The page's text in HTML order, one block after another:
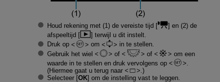
Houd rekening met (1) de vereiste tijd [
] en (2) de
afspeeltijd [
] terwijl u dit instelt.
Druk op
om
in te stellen.
Gebruik het wiel
of of
om een
waarde in te stellen en druk vervolgens op
(Hiermee gaat u terug naar
.)
Selecteer [OK] om de instelling vast te leggen.